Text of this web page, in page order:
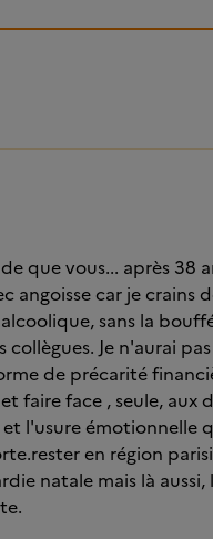
que vous... après
angoisse car je
sans la
collègues. Je n'aurai
de précarité
faire face , seule, aux
l'usure émotionnelle
en région
natale mais là